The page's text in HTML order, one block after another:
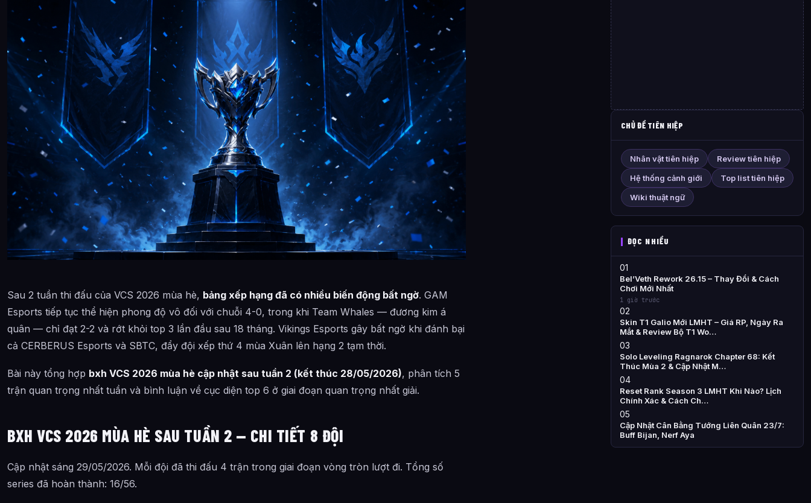
Sau 2 tuần thi đấu của VCS 2026 mùa hè, bảng xếp hạng đã có nhiều biến động bất ngờ. GAM
Esports tiếp tục thể hiện phong độ vô đối với chuỗi 4-0, trong khi Team Whales — đương kim á
quân — chỉ đạt 2-2 và rớt khỏi top 3 lần đầu sau 18 tháng. Vikings Esports gây bất ngờ khi đánh bại
cả CERBERUS Esports và SBTC, đẩy đội xếp thứ 4 mùa Xuân lên hạng 2 tạm thời.
Bài này tổng hợp bxh VCS 2026 mùa hè cập nhật sau tuần 2 (kết thúc 28/05/2026), phân tích 5
trận quan trọng nhất tuần và bình luận về cục diện top 6 ở giai đoạn quan trọng nhất giải.
BXH VCS 2026 MÙA HÈ SAU TUẦN 2 — CHI TIẾT 8 ĐỘI
Cập nhật sáng 29/05/2026. Mỗi đội đã thi đấu 4 trận trong giai đoạn vòng tròn lượt đi. Tổng số
series đã hoàn thành: 16/56.
CHỦ ĐỀ TIÊN HIỆP
Nhân vật tiên hiệp
Review tiên hiệp
Hệ thống cảnh giới
Top list tiên hiệp
Wiki thuật ngữ
ĐỌC NHIỀU
01
Bel’Veth Rework 26.15 – Thay Đổi & Cách
Chơi Mới Nhất
1 giờ trước
02
Skin T1 Galio Mới LMHT – Giá RP, Ngày Ra
Mắt & Review Bộ T1 Wo…
03
Solo Leveling Ragnarok Chapter 68: Kết
Thúc Mùa 2 & Cập Nhật M…
04
Reset Rank Season 3 LMHT Khi Nào? Lịch
Chính Xác & Cách Ch…
05
Cập Nhật Cân Bằng Tướng Liên Quân 23/7:
Buff Bijan, Nerf Aya